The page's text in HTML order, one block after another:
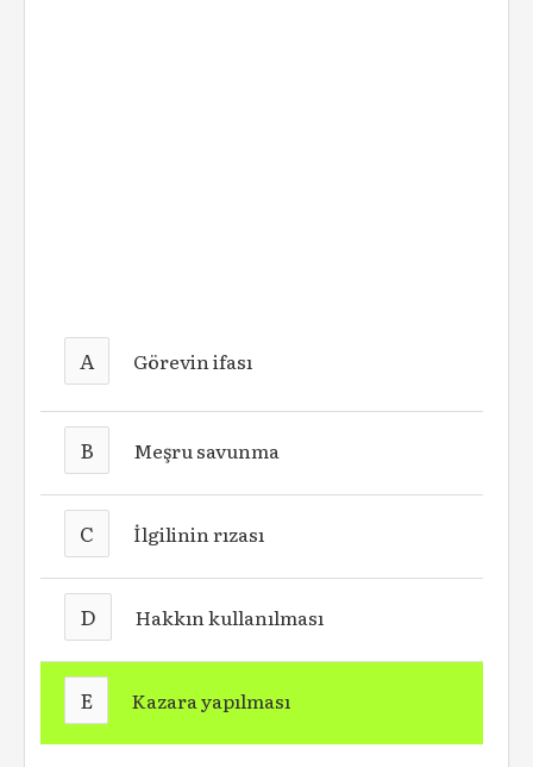
A Görevin ifası
B Meşru savunma
C İlgilinin rızası
D Hakkın kullanılması
E Kazara yapılması